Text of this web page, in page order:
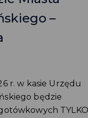
–
r. w kasie Urzędu
będzie
TYLKO